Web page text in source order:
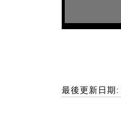
最後更新日